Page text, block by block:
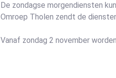
De zondagse morgendiensten
Omroep Tholen zendt de
Vanaf zondag 2 november